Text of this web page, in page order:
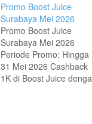
Promo Boost Juice
Surabaya Mei 2026
Promo Boost Juice
Surabaya Mei 2026
Periode Promo: Hingga
31 Mei 2026 Cashback
1K di Boost Juice